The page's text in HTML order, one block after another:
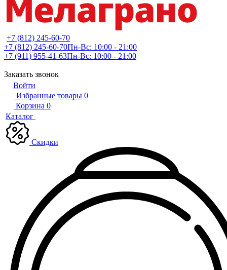
+7 (812) 245-60-70
+7 (812) 245-60-70Пн-Вс: 10:00 - 21:00
+7 (911) 955-41-63Пн-Вс: 10:00 - 21:00
Заказать звонок
Войти
Избранные товары 0
Корзина 0
Каталог
Скидки